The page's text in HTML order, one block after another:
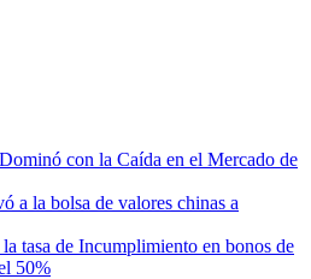
con la Caída en el Mercado de
a la bolsa de valores chinas a
tasa de Incumplimiento en bonos de
50%